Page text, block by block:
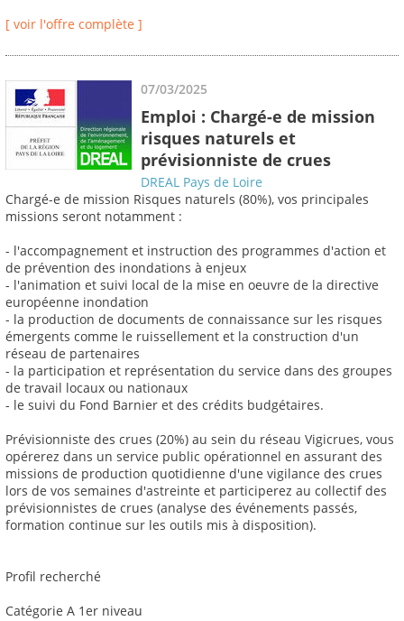
[ voir l'offre complète ]
07/03/2025
Emploi : Chargé-e de mission
risques naturels et
prévisionniste de crues
DREAL Pays de Loire
Chargé-e de mission Risques naturels (80%), vos principales
missions seront notamment :
- l'accompagnement et instruction des programmes d'action et
de prévention des inondations à enjeux
- l'animation et suivi local de la mise en oeuvre de la directive
européenne inondation
- la production de documents de connaissance sur les risques
émergents comme le ruissellement et la construction d'un
réseau de partenaires
- la participation et représentation du service dans des groupes
de travail locaux ou nationaux
- le suivi du Fond Barnier et des crédits budgétaires.
Prévisionniste des crues (20%) au sein du réseau Vigicrues, vous
opérerez dans un service public opérationnel en assurant des
missions de production quotidienne d'une vigilance des crues
lors de vos semaines d'astreinte et participerez au collectif des
prévisionnistes de crues (analyse des événements passés,
formation continue sur les outils mis à disposition).
Profil recherché
Catégorie A 1er niveau